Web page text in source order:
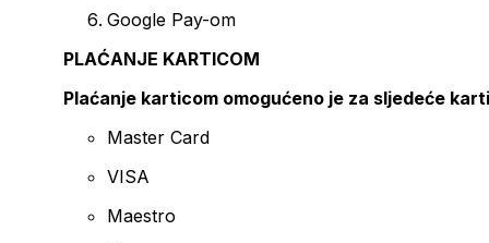
Google Pay-om
PLAĆANJE KARTICOM
Plaćanje karticom omogućeno je za sljedeće
Master Card
VISA
Maestro